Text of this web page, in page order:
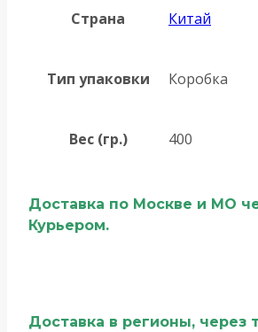
Страна Китай
Тип упаковки Коробка
Вес (гр.) 400
Доставка по Москве и МО
Курьером.
Доставка в регионы, через